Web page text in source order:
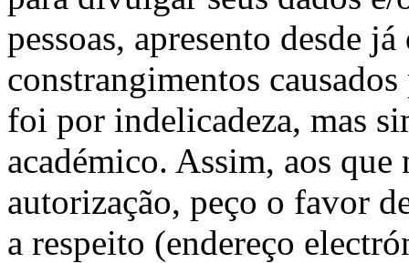
pessoas, apresento desde
constrangimentos
foi por indelicadeza, mas
académico. Assim, aos
autorização, peço o favor
a respeito (endereço